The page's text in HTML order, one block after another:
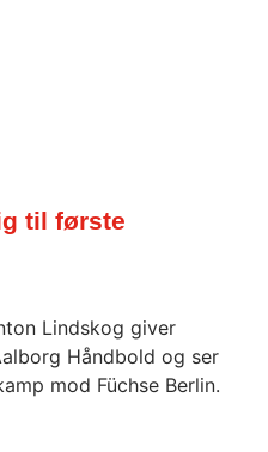
til første
Lindskog giver
Håndbold og ser
mod Füchse Berlin.